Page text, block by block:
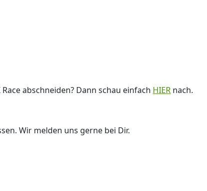
abschneiden? Dann schau einfach HIER nach.
Wir melden uns gerne bei Dir.